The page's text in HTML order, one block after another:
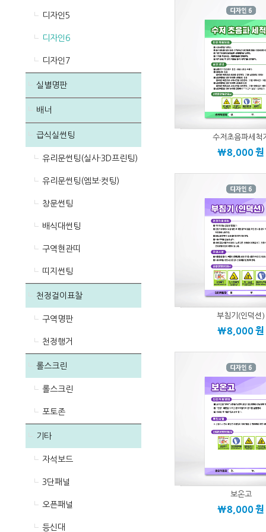
디자인5
디자인6
디자인7
실별명판
배너
급식실썬팅
유리문썬팅(실사·3D프린팅)
유리문썬팅(엠보·컷팅)
창문썬팅
배식대썬팅
구역현관띠
띠지썬팅
천정걸이표찰
구역명판
천정행거
롤스크린
롤스크린
포토존
기타
자석보드
3단패널
오픈패널
등신대
수저초음파세척
\8,000원
부침기(인덕션)
\8,000원
보온고
\8,000원